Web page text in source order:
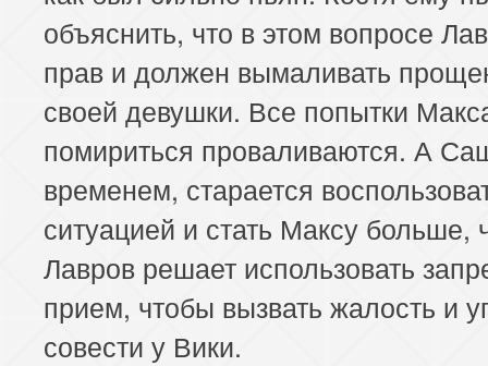
объяснить, что в этом вопросе
прав и должен вымаливать
своей девушки. Все попытки
помириться проваливаются. А
временем, старается
ситуацией и стать Максу больше,
Лавров решает использовать
прием, чтобы вызвать жалость и
совести у Вики.